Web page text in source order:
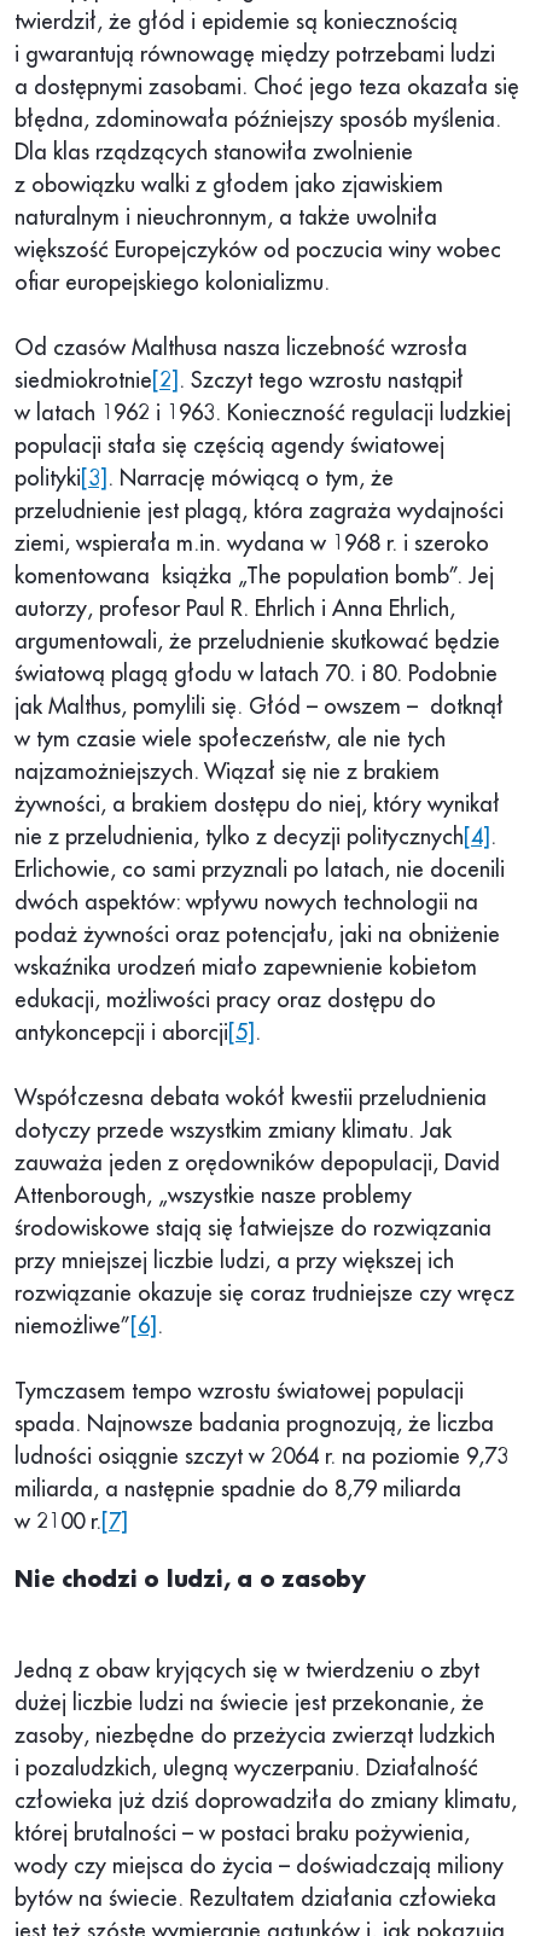
twierdził, że głód i epidemie są koniecznością
i gwarantują równowagę między potrzebami ludzi
a dostępnymi zasobami. Choć jego teza okazała się
błędna, zdominowała późniejszy sposób myślenia.
Dla klas rządzących stanowiła zwolnienie
z obowiązku walki z głodem jako zjawiskiem
naturalnym i nieuchronnym, a także uwolniła
większość Europejczyków od poczucia winy wobec
ofiar europejskiego kolonializmu.
Od czasów Malthusa nasza liczebność wzrosła
siedmiokrotnie [2] . Szczyt tego wzrostu nastąpił
w latach 1962 i 1963. Konieczność regulacji ludzkiej
populacji stała się częścią agendy światowej
polityki [3] . Narrację mówiącą o tym, że
przeludnienie jest plagą, która zagraża wydajności
ziemi, wspierała m.in. wydana w 1968 r. i szeroko
komentowana książka „The population bomb”. Jej
autorzy, profesor Paul R. Ehrlich i Anna Ehrlich,
argumentowali, że przeludnienie skutkować będzie
światową plagą głodu w latach 70. i 80. Podobnie
jak Malthus, pomylili się. Głód – owszem – dotknął
w tym czasie wiele społeczeństw, ale nie tych
najzamożniejszych. Wiązał się nie z brakiem
żywności, a brakiem dostępu do niej, który wynikał
nie z przeludnienia, tylko z decyzji politycznych [4] .
Erlichowie, co sami przyznali po latach, nie docenili
dwóch aspektów: wpływu nowych technologii na
podaż żywności oraz potencjału, jaki na obniżenie
wskaźnika urodzeń miało zapewnienie kobietom
edukacji, możliwości pracy oraz dostępu do
antykoncepcji i aborcji [5] .
Współczesna debata wokół kwestii przeludnienia
dotyczy przede wszystkim zmiany klimatu. Jak
zauważa jeden z orędowników depopulacji, David
Attenborough, „wszystkie nasze problemy
środowiskowe stają się łatwiejsze do rozwiązania
przy mniejszej liczbie ludzi, a przy większej ich
rozwiązanie okazuje się coraz trudniejsze czy wręcz
niemożliwe” [6] .
Tymczasem tempo wzrostu światowej populacji
spada. Najnowsze badania prognozują, że liczba
ludności osiągnie szczyt w 2064 r. na poziomie 9,73
miliarda, a następnie spadnie do 8,79 miliarda
w 2100 r. [7]
Nie chodzi o ludzi, a o zasoby
Jedną z obaw kryjących się w twierdzeniu o zbyt
dużej liczbie ludzi na świecie jest przekonanie, że
zasoby, niezbędne do przeżycia zwierząt ludzkich
i pozaludzkich, ulegną wyczerpaniu. Działalność
człowieka już dziś doprowadziła do zmiany klimatu,
której brutalności – w postaci braku pożywienia,
wody czy miejsca do życia – doświadczają miliony
bytów na świecie. Rezultatem działania człowieka
jest też szóste wymieranie gatunków i, jak pokazują